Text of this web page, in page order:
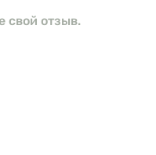
свой отзыв.